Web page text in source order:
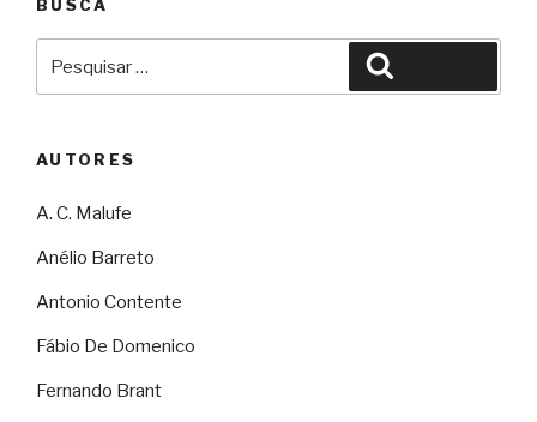
BUSCA
por:
AUTORES
A. C. Malufe
Anélio Barreto
Antonio Contente
Fábio De Domenico
Fernando Brant